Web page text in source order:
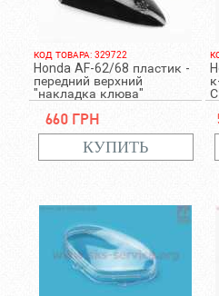
КОД ТОВАРА: 329722
Honda AF-62/68 пластик -
передний верхний
"накладка клюва"
660 грн